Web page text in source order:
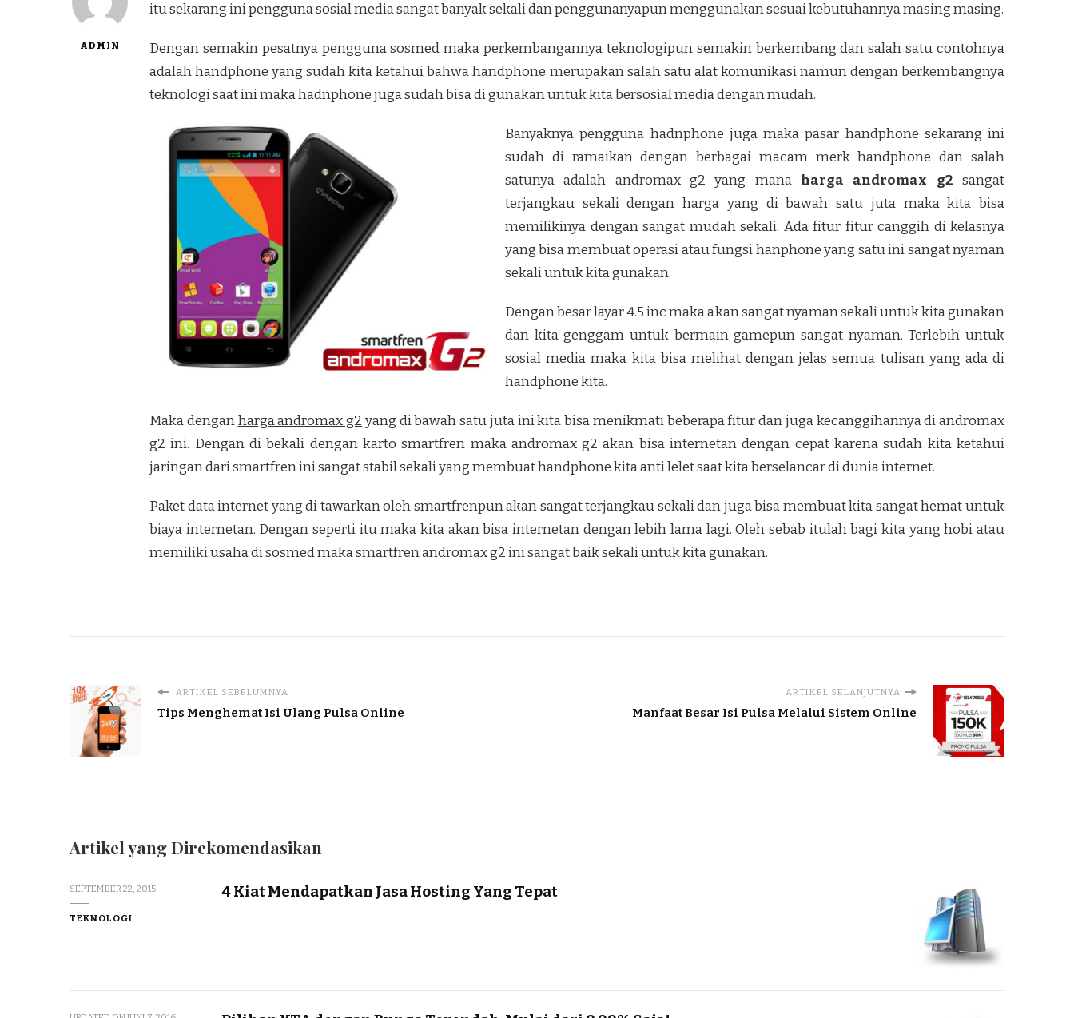
ADMIN
itu sekarang ini pengguna sosial media sangat banyak sekali dan penggunanyapun menggunakan sesuai kebutuhannya masing masing.
Dengan semakin pesatnya pengguna sosmed maka perkembangannya teknologipun semakin berkembang dan salah satu contohnya
adalah handphone yang sudah kita ketahui bahwa handphone merupakan salah satu alat komunikasi namun dengan berkembangnya
teknologi saat ini maka hadnphone juga sudah bisa di gunakan untuk kita bersosial media dengan mudah.
Banyaknya pengguna hadnphone juga maka pasar handphone sekarang ini
sudah di ramaikan dengan berbagai macam merk handphone dan salah
satunya adalah andromax g2 yang mana harga andromax g2 sangat
terjangkau sekali dengan harga yang di bawah satu juta maka kita bisa
memilikinya dengan sangat mudah sekali. Ada fitur fitur canggih di kelasnya
yang bisa membuat operasi atau fungsi hanphone yang satu ini sangat nyaman
sekali untuk kita gunakan.
Dengan besar layar 4.5 inc maka akan sangat nyaman sekali untuk kita gunakan
dan kita genggam untuk bermain gamepun sangat nyaman. Terlebih untuk
sosial media maka kita bisa melihat dengan jelas semua tulisan yang ada di
handphone kita.
Maka denganharga andromax g2 yang di bawah satu juta ini kita bisa menikmati beberapa fitur dan juga kecanggihannya di andromax
g2 ini. Dengan di bekali dengan karto smartfren maka andromax g2 akan bisa internetan dengan cepat karena sudah kita ketahui
jaringan dari smartfren ini sangat stabil sekali yang membuat handphone kita anti lelet saat kita berselancar di dunia internet.
Paket data internet yang di tawarkan oleh smartfrenpun akan sangat terjangkau sekali dan juga bisa membuat kita sangat hemat untuk
biaya internetan. Dengan seperti itu maka kita akan bisa internetan dengan lebih lama lagi. Oleh sebab itulah bagi kita yang hobi atau
memiliki usaha di sosmed maka smartfren andromax g2 ini sangat baik sekali untuk kita gunakan.
ARTIKEL SEBELUMNYA
Tips Menghemat Isi Ulang Pulsa Online
ARTIKEL SELANJUTNYA
Manfaat Besar Isi Pulsa Melalui Sistem Online
Artikel yang Direkomendasikan
SEPTEMBER 22, 2015
TEKNOLOGI
4 Kiat Mendapatkan Jasa Hosting Yang Tepat